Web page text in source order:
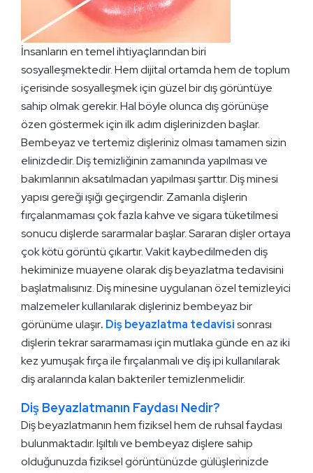
İnsanların en temel ihtiyaçlarından biri
sosyalleşmektedir. Hem dijital ortamda hem de toplum
içerisinde sosyalleşmek için güzel bir dış görüntüye
sahip olmak gerekir. Hal böyle olunca dış görünüşe
özen göstermek için ilk adım dişlerinizden başlar.
Bembeyaz ve tertemiz dişleriniz olması tamamen sizin
elinizdedir. Diş temizliğinin zamanında yapılması ve
bakımlarının aksatılmadan yapılması şarttır. Diş minesi
yapısı gereği ışığı geçirgendir. Zamanla dişlerin
fırçalanmaması çok fazla kahve ve sigara tüketilmesi
sonucu dişlerde sararmalar başlar. Sararan dişler ortaya
çok kötü görüntü çıkartır. Vakit kaybedilmeden diş
hekiminize muayene olarak diş beyazlatma tedavisini
başlatmalısınız. Diş minesine uygulanan özel temizleyici
malzemeler kullanılarak dişleriniz bembeyaz bir
görünüme ulaşır. Diş beyazlatma tedavisisonrası
dişlerin tekrar sararmaması için mutlaka günde en az iki
kez yumuşak fırça ile fırçalanmalı ve diş ipi kullanılarak
diş aralarında kalan bakteriler temizlenmelidir.
Diş Beyazlatmanın Faydası Nedir?
Diş beyazlatmanın hem fiziksel hem de ruhsal faydası
bulunmaktadır. Işıltılı ve bembeyaz dişlere sahip
olduğunuzda fiziksel görüntünüzde gülüşlerinizde